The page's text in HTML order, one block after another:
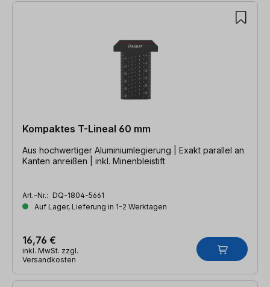
Kompaktes T-Lineal 60 mm
Aus hochwertiger Aluminiumlegierung | Exakt parallel an
Kanten anreißen | inkl. Minenbleistift
Art.-Nr.: DQ-1804-5661
Auf Lager, Lieferung in 1-2 Werktagen
16,76 €
inkl. MwSt. zzgl.
Versandkosten